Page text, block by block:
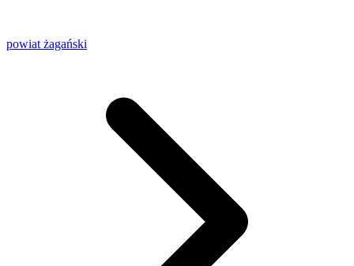
powiat żagański